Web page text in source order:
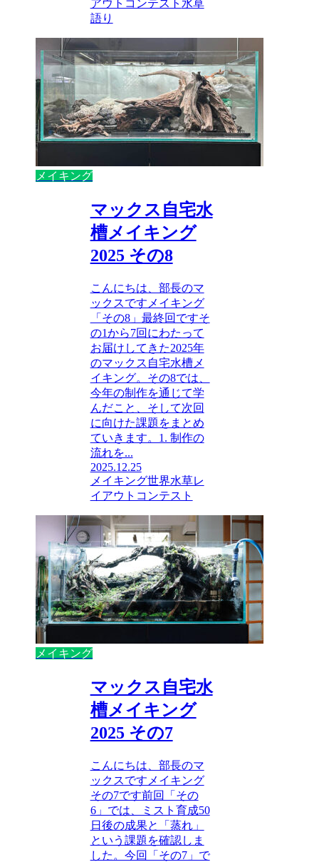
アウトコンテスト 水草
語り
メイキング
マックス自宅水
槽メイキング
2025 その8
こんにちは、部長のマ
ックスですメイキング
「その8」最終回ですそ
の1から7回にわたって
お届けしてきた2025年
のマックス自宅水槽メ
イキング。その8では、
今年の制作を通じて学
んだこと、そして次回
に向けた課題をまとめ
ていきます。1. 制作の
流れを...
2025.12.25
メイキング世界水草レ
イアウトコンテスト
メイキング
マックス自宅水
槽メイキング
2025 その7
こんにちは、部長のマ
ックスですメイキング
その7です前回「その
6」では、ミスト育成50
日後の成果と「蒸れ」
という課題を確認しま
した。今回「その7」で